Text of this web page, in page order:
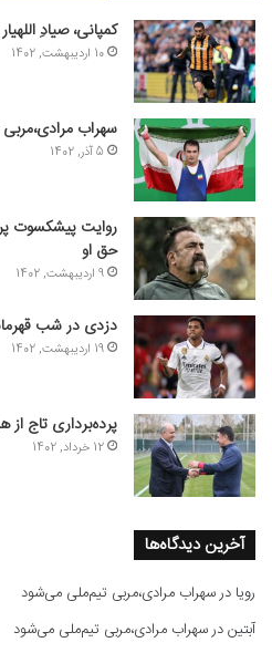
کمپانی، صیادِ اللهیار
10 اردیبهشت, 1402
سهراب
5 آذر, 1402
روایت پیشکسوت
حق او
9 اردیبهشت, 1402
دزدی در شب
19 اردیبهشت, 1402
پرده‌برداری تاج از هزینه ۴۱۱ میلیاردی
12 خرداد, 1402
آخرین دیدگاه‌ها
رویا درسهراب مرادی،مربی تیم‌ملی می‌شود
آبتیندرسهراب مرادی،مربی تیم‌ملی می‌شود